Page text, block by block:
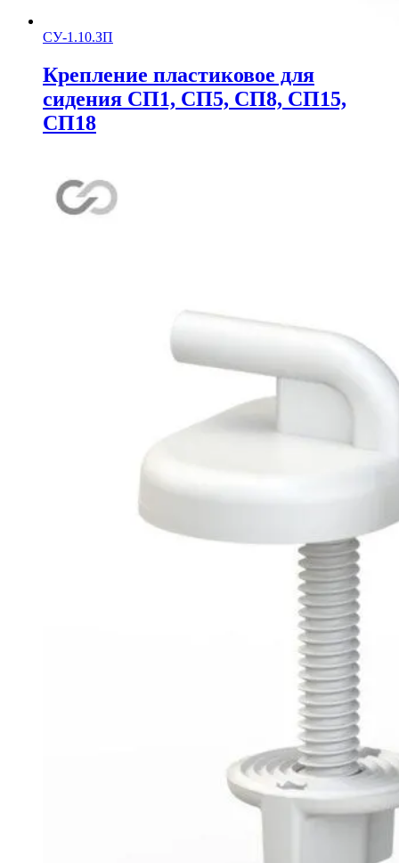
СУ-1.10.ЗП
Крепление пластиковое для
сидения СП1, СП5, СП8, СП15,
СП18